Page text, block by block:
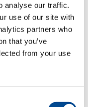
analyse our traffic.
use of our site with
partners who
that you’ve
from your use
eller eps) för
i
följer med. Vid
segment kan
enhet. Detta
av klipp